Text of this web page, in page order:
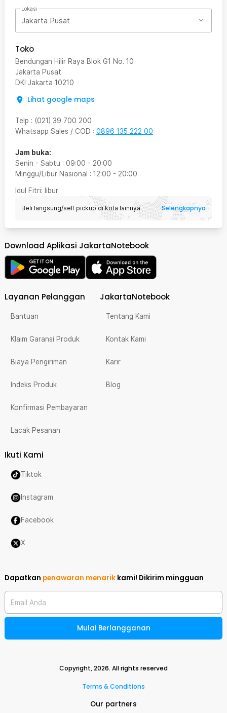
Lokasi
Jakarta Pusat
Toko
Bendungan Hilir Raya Blok G1 No. 10
Jakarta Pusat
DKI Jakarta 10210
Lihat google maps
Telp : (021) 39 700 200
Whatsapp Sales / COD : 0896 135 222 00
Jam buka:
Senin - Sabtu : 09:00 - 20:00
Minggu/Libur Nasional : 12:00 - 20:00
Idul Fitri: libur
Beli langsung/self pickup di kota lainnya Selengkapnya
Download Aplikasi JakartaNotebook
Layanan Pelanggan
Bantuan
Klaim Garansi Produk
Biaya Pengiriman
Indeks Produk
Konfirmasi Pembayaran
Lacak Pesanan
JakartaNotebook
Tentang Kami
Kontak Kami
Karir
Blog
Ikuti Kami
Tiktok
Instagram
Facebook
X
Dapatkan penawaran menarik kami! Dikirim mingguan
Email Anda
Mulai Berlangganan
Copyright,2026. All rights reserved
Terms & Conditions
Our partners